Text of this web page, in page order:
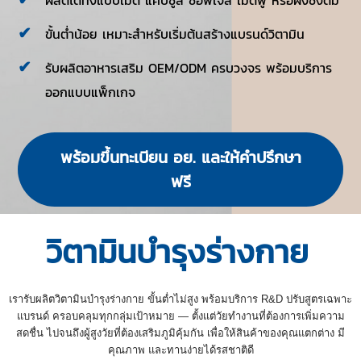
ขั้นต่ำน้อย เหมาะสำหรับเริ่มต้นสร้างแบรนด์วิตามิน
รับผลิตอาหารเสริม OEM/ODM ครบวงจร พร้อมบริการ
ออกแบบแพ็กเกจ
พร้อมขึ้นทะเบียน อย. และให้คำปรึกษา
ฟรี
วิตามินบำรุงร่างกาย
เรารับผลิตวิตามินบำรุงร่างกาย ขั้นต่ำไม่สูง พร้อมบริการ R&D ปรับสูตรเฉพาะ
แบรนด์ ครอบคลุมทุกกลุ่มเป้าหมาย — ตั้งแต่วัยทำงานที่ต้องการเพิ่มความ
สดชื่น ไปจนถึงผู้สูงวัยที่ต้องเสริมภูมิคุ้มกัน เพื่อให้สินค้าของคุณแตกต่าง มี
คุณภาพ และทานง่ายได้รสชาติดี